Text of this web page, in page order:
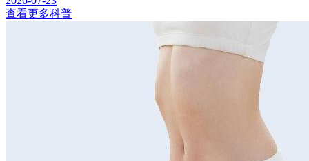
查看更多科普